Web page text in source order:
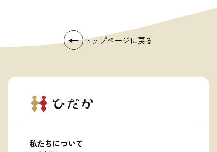
← トップページに戻る
私たちについて